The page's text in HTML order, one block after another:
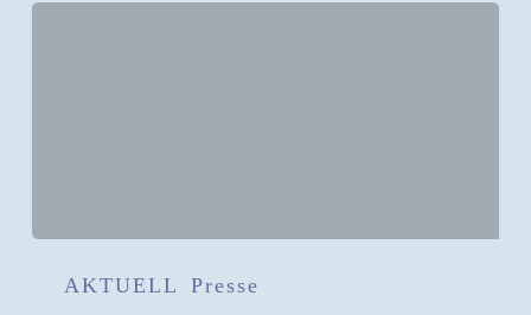
Tuchfühlung
AKTUELL Presse